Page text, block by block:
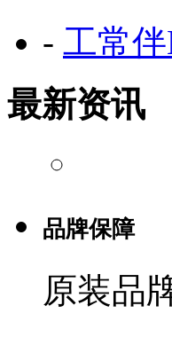
- 工常
最新资讯
品牌保障
原装品